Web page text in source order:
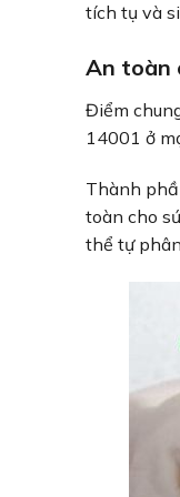
tích tụ và
An toàn
Điểm
14001 ở
Thành
toàn cho
thể tự